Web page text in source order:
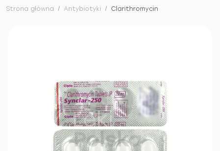
Strona główna / Antybiotyki / Clarithromycin